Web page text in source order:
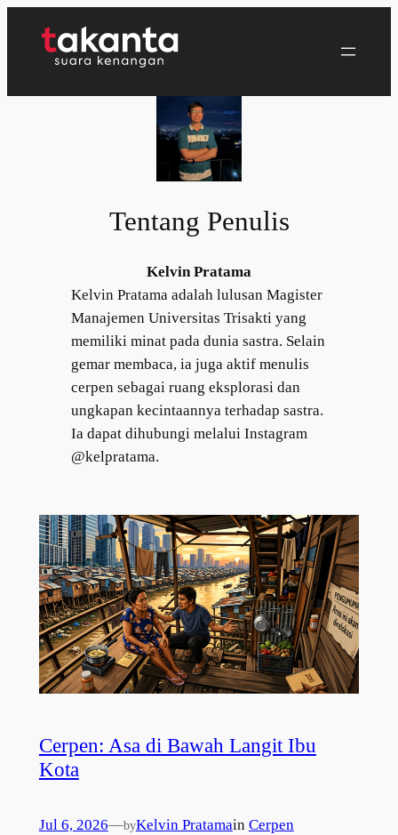
Tentang Penulis
Kelvin Pratama
Kelvin Pratama adalah lulusan Magister
Manajemen Universitas Trisakti yang
memiliki minat pada dunia sastra. Selain
gemar membaca, ia juga aktif menulis
cerpen sebagai ruang eksplorasi dan
ungkapan kecintaannya terhadap sastra.
Ia dapat dihubungi melalui Instagram
@kelpratama.
Cerpen: Asa di Bawah Langit Ibu
Kota
Jul 6, 2026—byKelvin Pratamain Cerpen